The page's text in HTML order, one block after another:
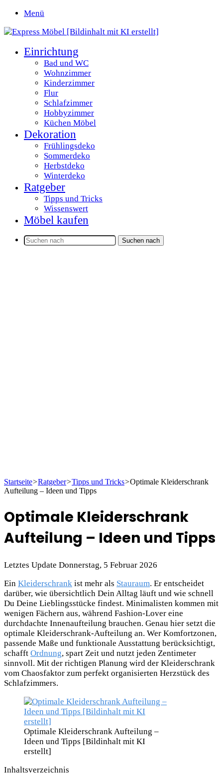
Menü
Einrichtung
Bad und WC
Wohnzimmer
Kinderzimmer
Flur
Schlafzimmer
Hobbyzimmer
Küchen Möbel
Dekoration
Frühlingsdeko
Sommerdeko
Herbstdeko
Winterdeko
Ratgeber
Tipps und Tricks
Wissenswert
Möbel kaufen
Suchen nach
Startseite>Ratgeber>Tipps und Tricks>Optimale Kleiderschrank
Aufteilung – Ideen und Tipps
Optimale Kleiderschrank
Aufteilung – Ideen und Tipps
Letztes Update Donnerstag, 5 Februar 2026
Ein Kleiderschrank ist mehr als Stauraum. Er entscheidet
darüber, wie übersichtlich Dein Alltag läuft und wie schnell
Du Deine Lieblingsstücke findest. Minimalisten kommen mit
wenigen Fächern aus, während Fashion-Lover eine
durchdachte Innenaufteilung brauchen. Genau hier setzt die
optimale Kleiderschrank-Aufteilung an. Wer Komfortzonen,
passende Maße und funktionale Ausstattung berücksichtigt,
schafft Ordnung, spart Zeit und nutzt jeden Zentimeter
sinnvoll. Mit der richtigen Planung wird der Kleiderschrank
vom Chaosfaktor zum perfekt organisierten Herzstück des
Schlafzimmers.
Optimale Kleiderschrank Aufteilung –
Ideen und Tipps [Bildinhalt mit KI
erstellt]
Inhaltsverzeichnis